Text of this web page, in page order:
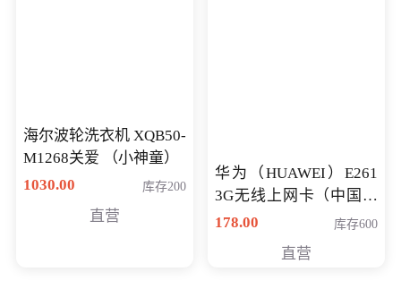
1030.00
库存200
直营
正在加载...